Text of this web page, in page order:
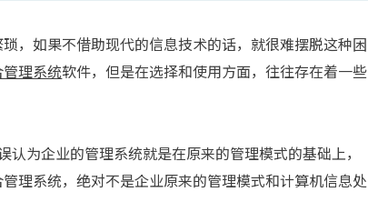
，如果不借助现代的信息技术的话，就很难摆脱这种困
理系统软件，但是在选择和使用方面，往往存在着一些
认为企业的管理系统就是在原来的管理模式的基础上，
理系统，绝对不是企业原来的管理模式和计算机信息处